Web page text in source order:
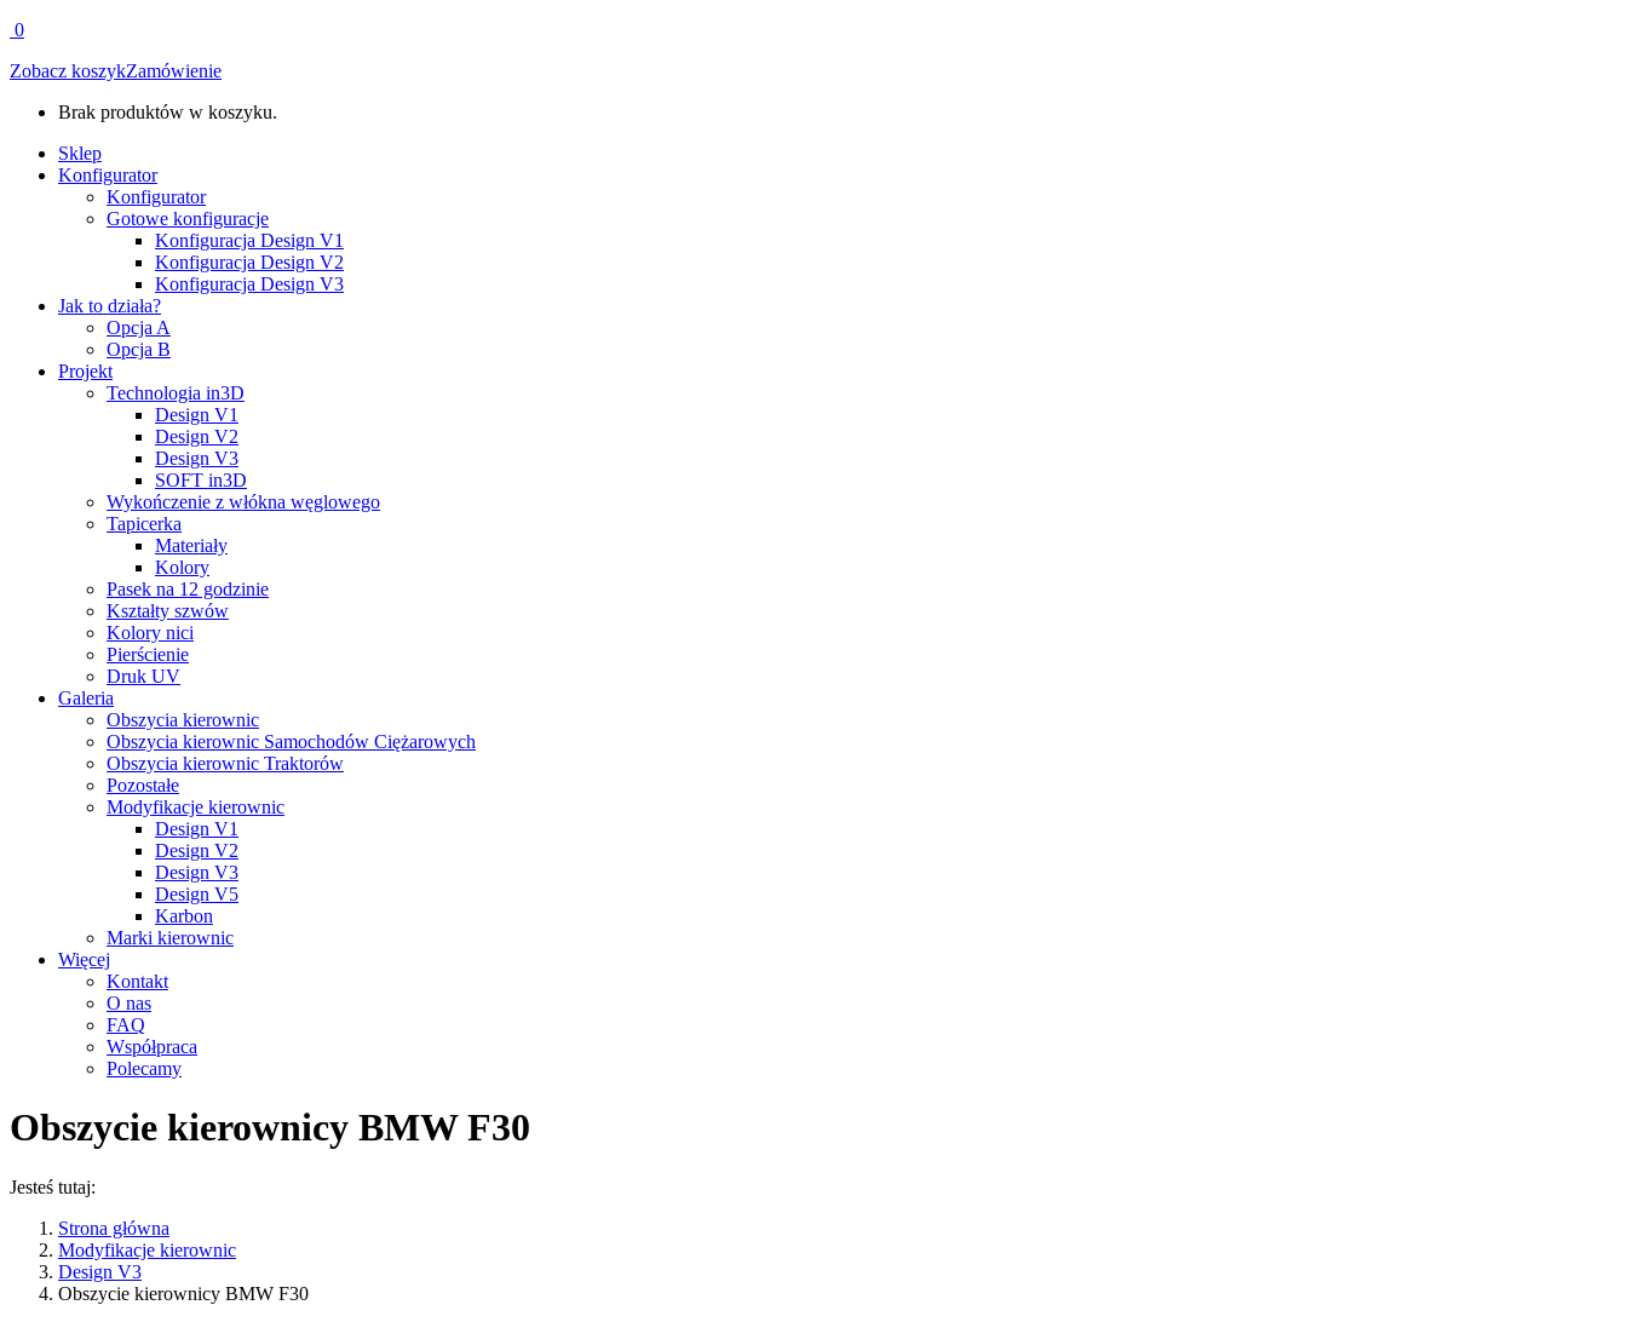
0
Zobacz koszykZamówienie
Brak produktów w koszyku.
Sklep
Konfigurator
Konfigurator
Gotowe konfiguracje
Konfiguracja Design V1
Konfiguracja Design V2
Konfiguracja Design V3
Jak to działa?
Opcja A
Opcja B
Projekt
Technologia in3D
Design V1
Design V2
Design V3
SOFT in3D
Wykończenie z włókna węglowego
Tapicerka
Materiały
Kolory
Pasek na 12 godzinie
Kształty szwów
Kolory nici
Pierścienie
Druk UV
Galeria
Obszycia kierownic
Obszycia kierownic Samochodów Ciężarowych
Obszycia kierownic Traktorów
Pozostałe
Modyfikacje kierownic
Design V1
Design V2
Design V3
Design V5
Karbon
Marki kierownic
Więcej
Kontakt
O nas
FAQ
Współpraca
Polecamy
Obszycie kierownicy BMW F30
Jesteś tutaj:
Strona główna
Modyfikacje kierownic
Design V3
Obszycie kierownicy BMW F30